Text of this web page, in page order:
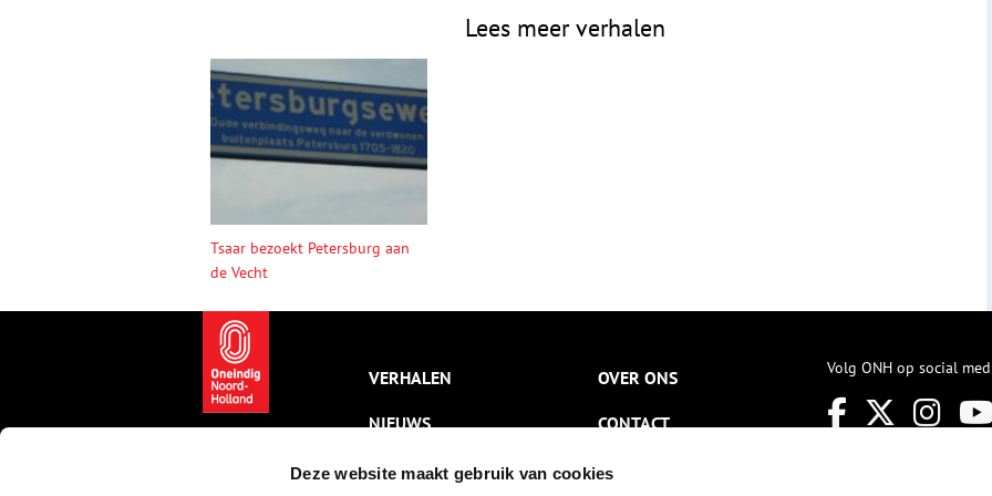
Deze website maakt gebruik van cookies
Lees meer verhalen
Tsaar bezoekt Petersburg aan
de Vecht
VERHALEN
NIEUWS
KALENDER
OVER ONS
CONTACT
NIEUWSBRIEF
Volg ONH op social